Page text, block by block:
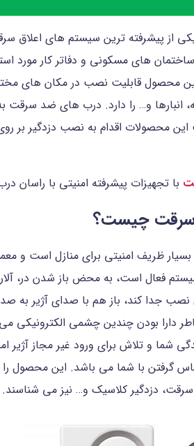
از پیشرفته ترین سیستم های اعلاق
های مسکونی و دفاتر کار مورد
محصول قابلیت نصب در مکان های مختلفی
انبارها و… را دارد. درب های ضد
محصولات اقدام به نصب دزدگیر بر
با تجهیزات پیشرفته امنیتی با راسان
سرقت چیست؟
ظریف امنیتی برای منازل است و
فعال است، به محض باز شدن در،
نصب جدا کند، باز هم با صدای آژیر به
دارا بودن چندین چشمی
شما و تلاش برای ورود غیر مجاز
گرفتن با شما می باشد. این محصول را
سرقت، دزدگیر کلاسیک و… نیز می شناسند.